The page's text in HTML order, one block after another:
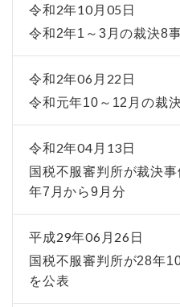
令和2年10月05日
令和2年1～3月の裁決8
令和2年06月22日
令和元年10～12月の裁
令和2年04月13日
国税不服審判所が裁決
年7月から9月分
平成29年06月26日
国税不服審判所が28年
を公表